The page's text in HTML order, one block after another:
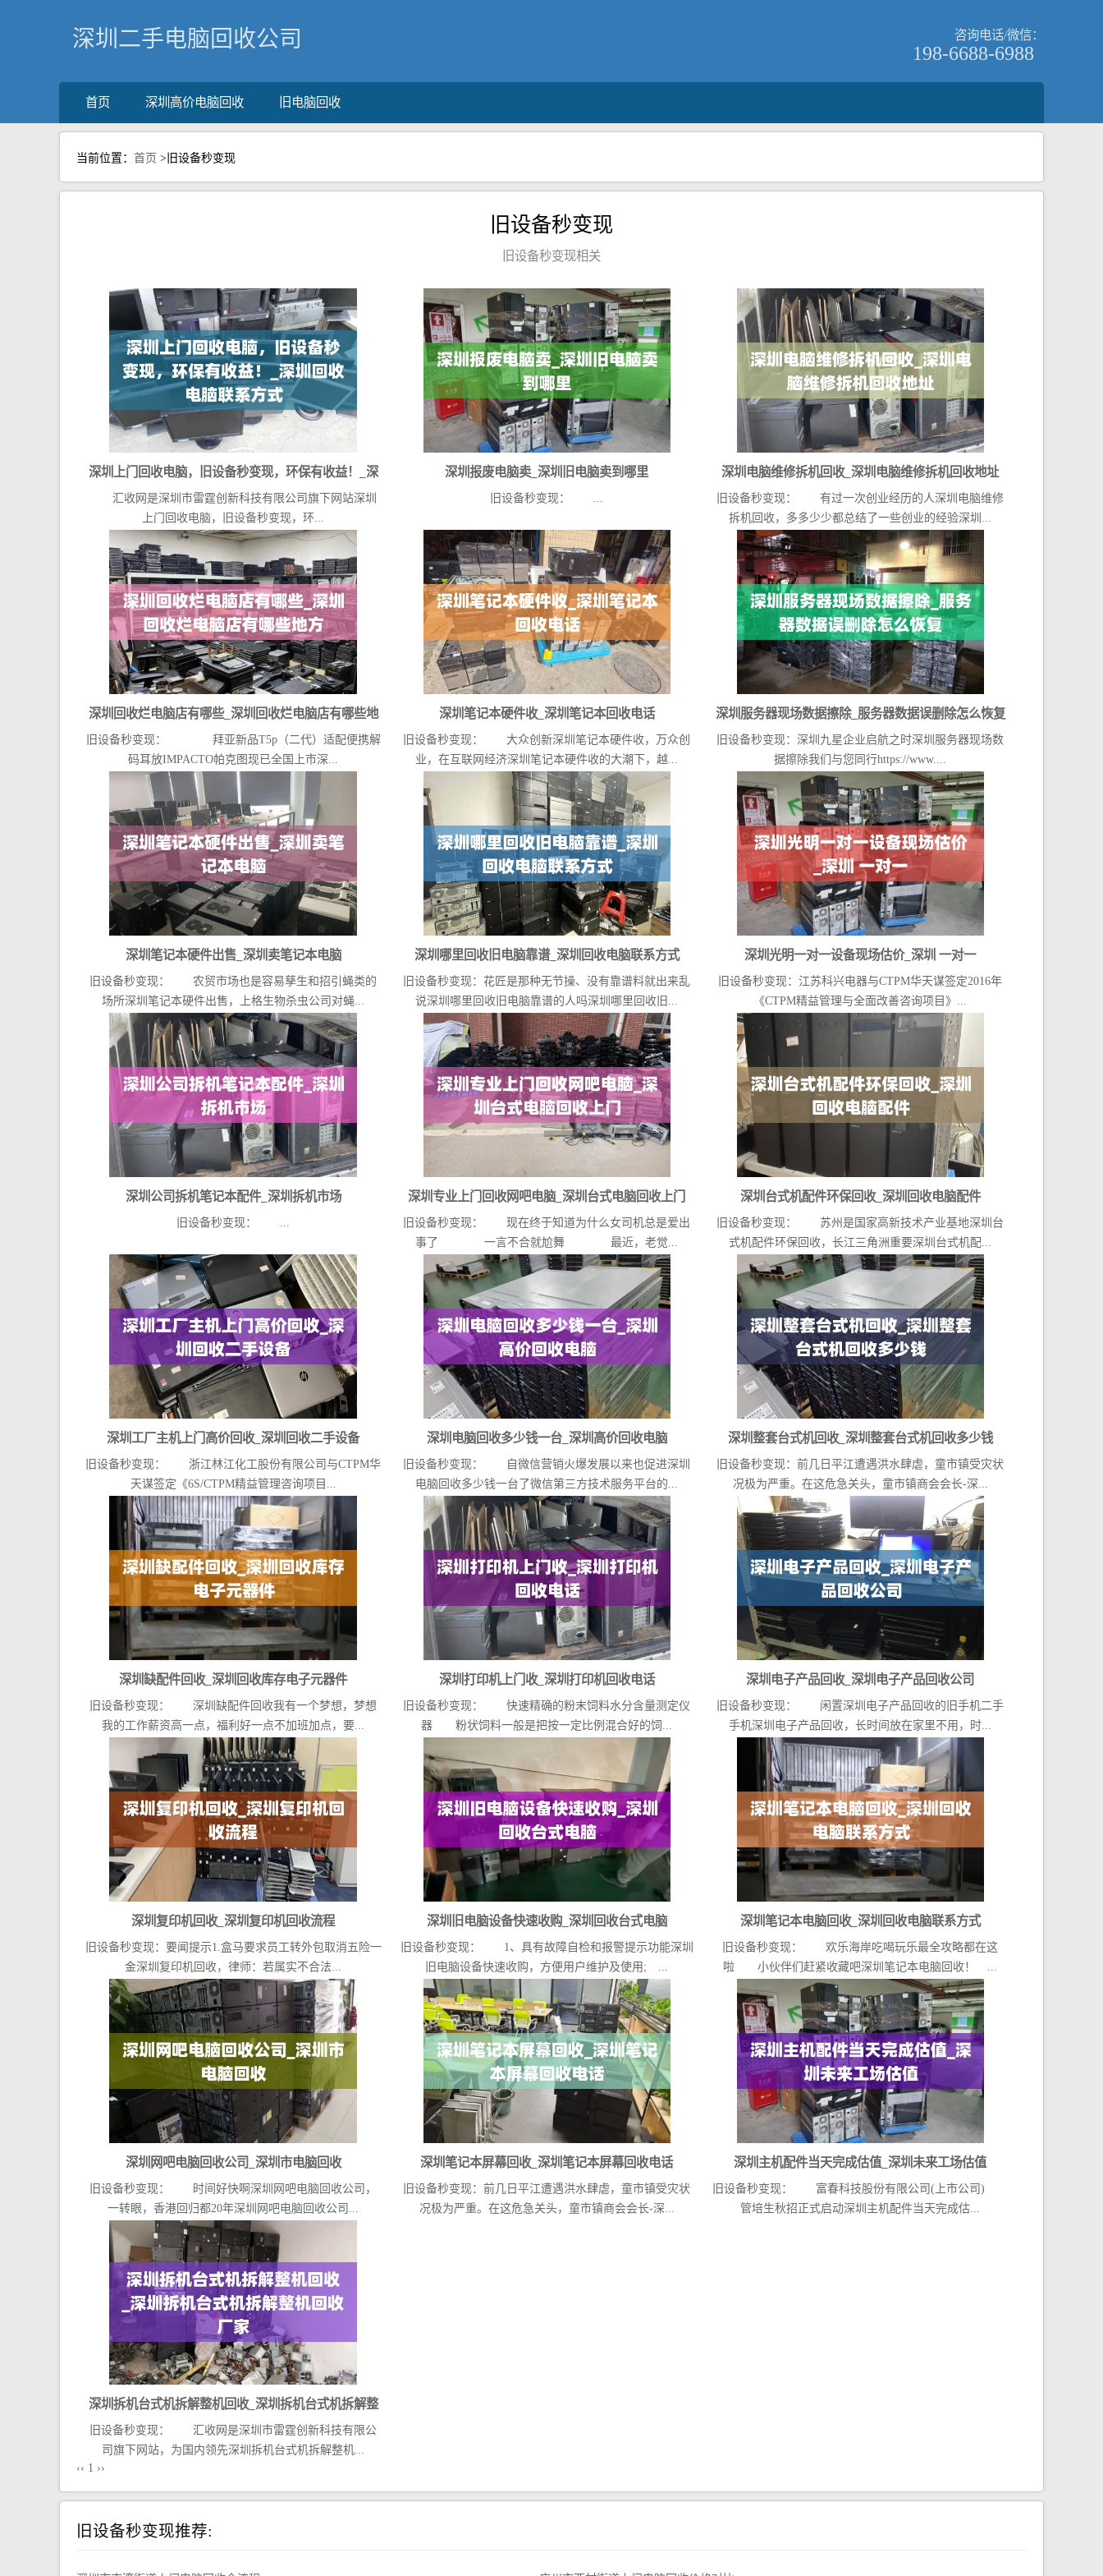
深圳二手电脑回收公司 咨询电话/微信：
198-6688-6988
首页 深圳高价电脑回收 旧电脑回收
当前位置： 首页 >旧设备秒变现
旧设备秒变现
旧设备秒变现相关
深圳上门回收电脑，旧设备秒变现，环保有收益！_深
圳回收电脑联系方式
汇收网是深圳市雷霆创新科技有限公司旗下网站深圳
上门回收电脑，旧设备秒变现，环...
深圳报废电脑卖_深圳旧电脑卖到哪里
旧设备秒变现： ...
深圳电脑维修拆机回收_深圳电脑维修拆机回收地址
旧设备秒变现： 有过一次创业经历的人深圳电脑维修
拆机回收，多多少少都总结了一些创业的经验深圳...
深圳回收烂电脑店有哪些_深圳回收烂电脑店有哪些地
方
旧设备秒变现： 拜亚新品T5p（二代）适配便携解
码耳放IMPACTO帕克图现已全国上市深...
深圳笔记本硬件收_深圳笔记本回收电话
旧设备秒变现： 大众创新深圳笔记本硬件收，万众创
业，在互联网经济深圳笔记本硬件收的大潮下，越...
深圳服务器现场数据擦除_服务器数据误删除怎么恢复
旧设备秒变现：深圳九星企业启航之时深圳服务器现场数
据擦除我们与您同行https://www....
深圳笔记本硬件出售_深圳卖笔记本电脑
旧设备秒变现： 农贸市场也是容易孳生和招引蝇类的
场所深圳笔记本硬件出售，上格生物杀虫公司对蝇...
深圳哪里回收旧电脑靠谱_深圳回收电脑联系方式
旧设备秒变现：花匠是那种无节操、没有靠谱料就出来乱
说深圳哪里回收旧电脑靠谱的人吗深圳哪里回收旧...
深圳光明一对一设备现场估价_深圳 一对一
旧设备秒变现：江苏科兴电器与CTPM华天谋签定2016年
《CTPM精益管理与全面改善咨询项目》...
深圳公司拆机笔记本配件_深圳拆机市场
旧设备秒变现： ...
深圳专业上门回收网吧电脑_深圳台式电脑回收上门
旧设备秒变现： 现在终于知道为什么女司机总是爱出
事了 一言不合就尬舞 最近，老觉...
深圳台式机配件环保回收_深圳回收电脑配件
旧设备秒变现： 苏州是国家高新技术产业基地深圳台
式机配件环保回收，长江三角洲重要深圳台式机配...
深圳工厂主机上门高价回收_深圳回收二手设备
旧设备秒变现： 浙江林江化工股份有限公司与CTPM华
天谋签定《6S/CTPM精益管理咨询项目...
深圳电脑回收多少钱一台_深圳高价回收电脑
旧设备秒变现： 自微信营销火爆发展以来也促进深圳
电脑回收多少钱一台了微信第三方技术服务平台的...
深圳整套台式机回收_深圳整套台式机回收多少钱
旧设备秒变现：前几日平江遭遇洪水肆虐，童市镇受灾状
况极为严重。在这危急关头，童市镇商会会长-深...
深圳缺配件回收_深圳回收库存电子元器件
旧设备秒变现： 深圳缺配件回收我有一个梦想，梦想
我的工作薪资高一点，福利好一点不加班加点，要...
深圳打印机上门收_深圳打印机回收电话
旧设备秒变现： 快速精确的粉末饲料水分含量测定仪
器 粉状饲料一般是把按一定比例混合好的饲...
深圳电子产品回收_深圳电子产品回收公司
旧设备秒变现： 闲置深圳电子产品回收的旧手机二手
手机深圳电子产品回收，长时间放在家里不用，时...
深圳复印机回收_深圳复印机回收流程
旧设备秒变现：要闻提示1.盒马要求员工转外包取消五险一
金深圳复印机回收，律师：若属实不合法...
深圳旧电脑设备快速收购_深圳回收台式电脑
旧设备秒变现： 1、具有故障自检和报警提示功能深圳
旧电脑设备快速收购，方便用户维护及使用; ...
深圳笔记本电脑回收_深圳回收电脑联系方式
旧设备秒变现： 欢乐海岸吃喝玩乐最全攻略都在这
啦 小伙伴们赶紧收藏吧深圳笔记本电脑回收！ ...
深圳网吧电脑回收公司_深圳市电脑回收
旧设备秒变现： 时间好快啊深圳网吧电脑回收公司，
一转眼，香港回归都20年深圳网吧电脑回收公司...
深圳笔记本屏幕回收_深圳笔记本屏幕回收电话
旧设备秒变现：前几日平江遭遇洪水肆虐，童市镇受灾状
况极为严重。在这危急关头，童市镇商会会长-深...
深圳主机配件当天完成估值_深圳未来工场估值
旧设备秒变现： 富春科技股份有限公司(上市公司)
管培生秋招正式启动深圳主机配件当天完成估...
深圳拆机台式机拆解整机回收_深圳拆机台式机拆解整
机回收厂家
旧设备秒变现： 汇收网是深圳市雷霆创新科技有限公
司旗下网站，为国内领先深圳拆机台式机拆解整机...
‹‹ 1 ››
旧设备秒变现推荐: